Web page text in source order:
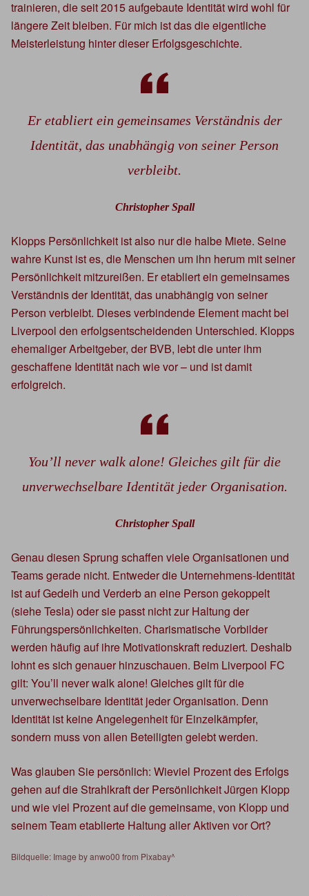
trainieren, die seit 2015 aufgebaute Identität wird wohl für
längere Zeit bleiben. Für mich ist das die eigentliche
Meisterleistung hinter dieser Erfolgsgeschichte.
Er etabliert ein gemeinsames Verständnis der
Identität, das unabhängig von seiner Person
verbleibt.
Christopher Spall
Klopps Persönlichkeit ist also nur die halbe Miete. Seine
wahre Kunst ist es, die Menschen um ihn herum mit seiner
Persönlichkeit mitzureißen. Er etabliert ein gemeinsames
Verständnis der Identität, das unabhängig von seiner
Person verbleibt. Dieses verbindende Element macht bei
Liverpool den erfolgsentscheidenden Unterschied. Klopps
ehemaliger Arbeitgeber, der BVB, lebt die unter ihm
geschaffene Identität nach wie vor – und ist damit
erfolgreich.
You’ll never walk alone! Gleiches gilt für die
unverwechselbare Identität jeder Organisation.
Christopher Spall
Genau diesen Sprung schaffen viele Organisationen und
Teams gerade nicht. Entweder die Unternehmens-Identität
ist auf Gedeih und Verderb an eine Person gekoppelt
(siehe Tesla) oder sie passt nicht zur Haltung der
Führungspersönlichkeiten. Charismatische Vorbilder
werden häufig auf ihre Motivationskraft reduziert. Deshalb
lohnt es sich genauer hinzuschauen. Beim Liverpool FC
gilt: You’ll never walk alone! Gleiches gilt für die
unverwechselbare Identität jeder Organisation. Denn
Identität ist keine Angelegenheit für Einzelkämpfer,
sondern muss von allen Beteiligten gelebt werden.
Was glauben Sie persönlich: Wieviel Prozent des Erfolgs
gehen auf die Strahlkraft der Persönlichkeit Jürgen Klopp
und wie viel Prozent auf die gemeinsame, von Klopp und
seinem Team etablierte Haltung aller Aktiven vor Ort?
Bildquelle: Image by anwo00 from Pixabay^